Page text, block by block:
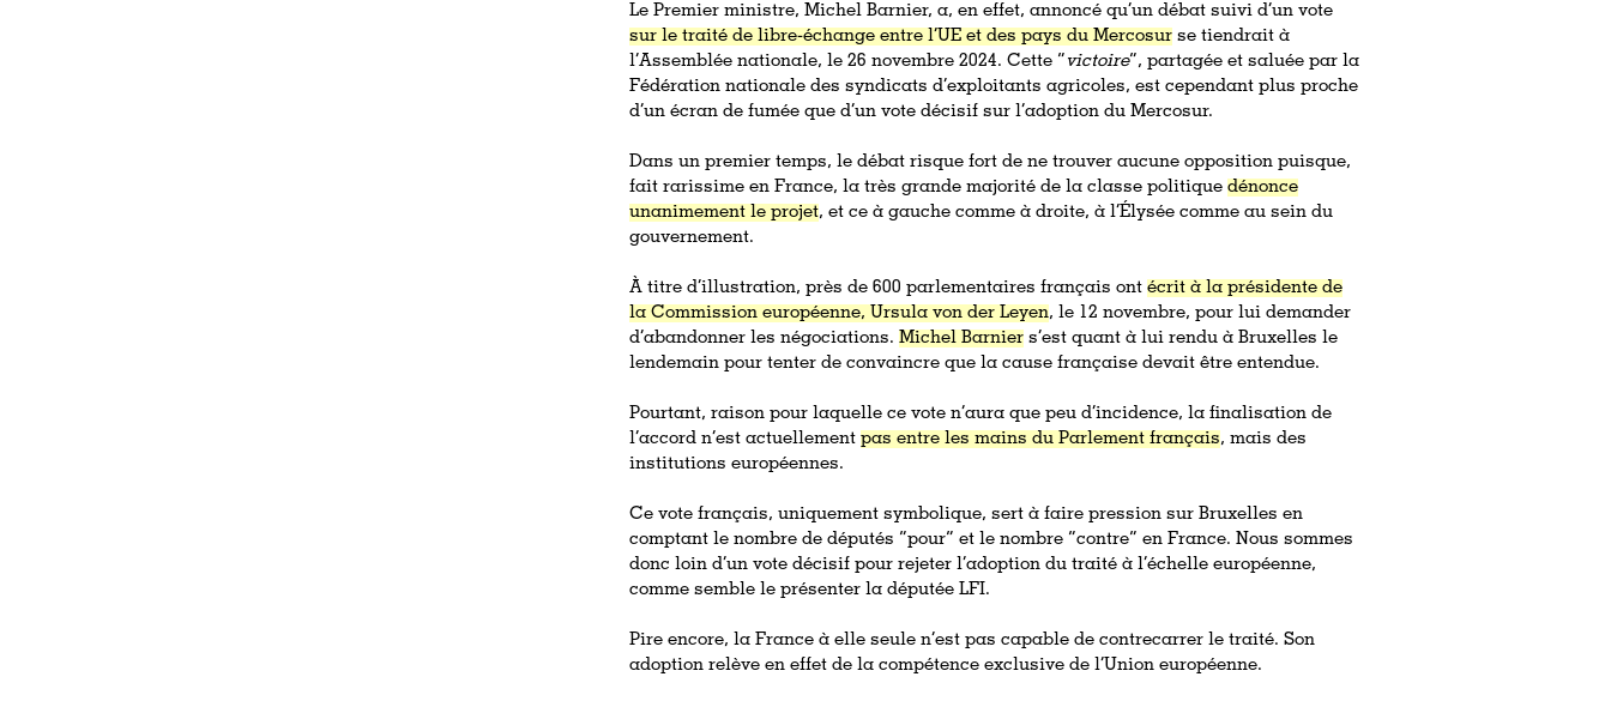
Le Premier ministre, Michel Barnier, a, en effet, annoncé qu’un débat suivi d’un vote
sur le traité de libre-échange entre l’UE et des pays du Mercosur se tiendrait à
l’Assemblée nationale, le 26 novembre 2024. Cette “ victoire”, partagée et saluée par la
Fédération nationale des syndicats d’exploitants agricoles, est cependant plus proche
d’un écran de fumée que d’un vote décisif sur l’adoption du Mercosur.
Dans un premier temps, le débat risque fort de ne trouver aucune opposition puisque,
fait rarissime en France, la très grande majorité de la classe politiquedénonce
unanimement le projet, et ce à gauche comme à droite, à l’Élysée comme au sein du
gouvernement.
À titre d’illustration, près de 600 parlementaires français ontécrit à la présidente de
la Commission européenne, Ursula von der Leyen, le 12 novembre, pour lui demander
d’abandonner les négociations.Michel Barnier s’est quant à lui rendu à Bruxelles le
lendemain pour tenter de convaincre que la cause française devait être entendue.
Pourtant, raison pour laquelle ce vote n’aura que peu d’incidence, la finalisation de
l’accord n’est actuellementpas entre les mains du Parlement français, mais des
institutions européennes.
Ce vote français, uniquement symbolique, sert à faire pression sur Bruxelles en
comptant le nombre de députés “pour” et le nombre “contre” en France. Nous sommes
donc loin d’un vote décisif pour rejeter l’adoption du traité à l’échelle européenne,
comme semble le présenter la députée LFI.
Pire encore, la France à elle seule n’est pas capable de contrecarrer le traité. Son
adoption relève en effet de la compétence exclusive de l’Union européenne.